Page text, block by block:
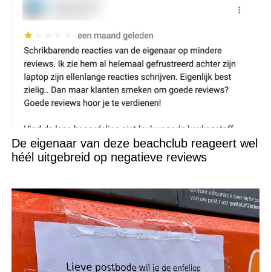
De eigenaar van deze beachclub reageert wel
héél uitgebreid op negatieve reviews